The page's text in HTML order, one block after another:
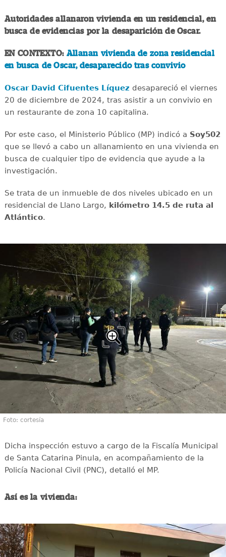
Autoridades allanaron vivienda en un residencial, en
busca de evidencias por la desaparición de Oscar.
EN CONTEXTO: Allanan vivienda de zona residencial
en busca de Oscar, desaparecido tras convivio
Oscar David Cifuentes Líquez desapareció el viernes
20 de diciembre de 2024, tras asistir a un convivio en
un restaurante de zona 10 capitalina.
Por este caso, el Ministerio Público (MP) indicó a Soy502
que se llevó a cabo un allanamiento en una vivienda en
busca de cualquier tipo de evidencia que ayude a la
investigación.
Se trata de un inmueble de dos niveles ubicado en un
residencial de Llano Largo, kilómetro 14.5 de ruta al
Atlántico.
Foto: cortesía
Dicha inspección estuvo a cargo de la Fiscalía Municipal
de Santa Catarina Pinula, en acompañamiento de la
Policía Nacional Civil (PNC), detalló el MP.
Así es la vivienda: